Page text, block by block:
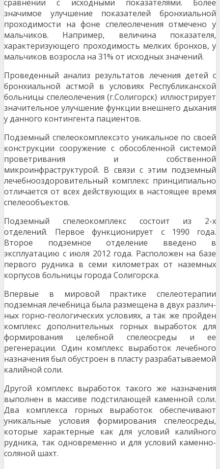
сравнении с исходными показателями. Более
значимое улучшение показателей бронхиальной
проходимости на фоне спелеолечения от­мечено у
мальчиков. Например, величина показателя,
характеризующего проходимость мелких бронхов, у
мальчиков возросла на 31% от исходных значений.
Проведенный анализ результатов лечения детей с
бронхиальной астмой в условиях Республиканс­кой
больницы спелеолечения (г.Солигорск) иллюстрирует
значительное улучшение функции внеш­него дыхания
у данного контингента пациентов.
Подземный спелеокомплексэто уникальное по своей
конструкции сооружение с обособленной си­стемой
проветривания и собственной
микроинфраструктурой. В связи с этим подземный
лечебно­оздоровительный комплекс принципиально
отличается от всех действующих в настоящее время
спелеообъектов.
Подземный спелеокомплекс состоит из 2-х
отделений. Первое функционирует с 1990 года.
Второе подземное отделение введено в
эксплуатацию с июля 2012 года. Расположен на базе
первого руд­ника в семи километрах от наземных
корпусов больницы города Солигорска.
Впервые в мировой практике спелеотерапии
подземная лечебница была размещена в двух различ­
ных горно-геологических условиях, а так же пройден
комплекс дополнительных горных выработок для
формирования целебной спелеосреды и ее
регенерации. Один комплекс выработок лечебного
назначения был обустроен в пласту разрабатываемой
калийной соли.
Другой комплекс выработок такого же назначения
выполнен в массиве подстилающей каменной со­ли.
Два комплекса горных выработок обеспечивают
уникальные условия формирования спелеосре­ды,
которые характерные как для условий калийного
рудника, так одновременно и для условий ка­менно-
соляной шахт.